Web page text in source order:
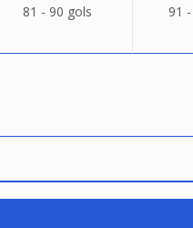
81 - 90 gols 91